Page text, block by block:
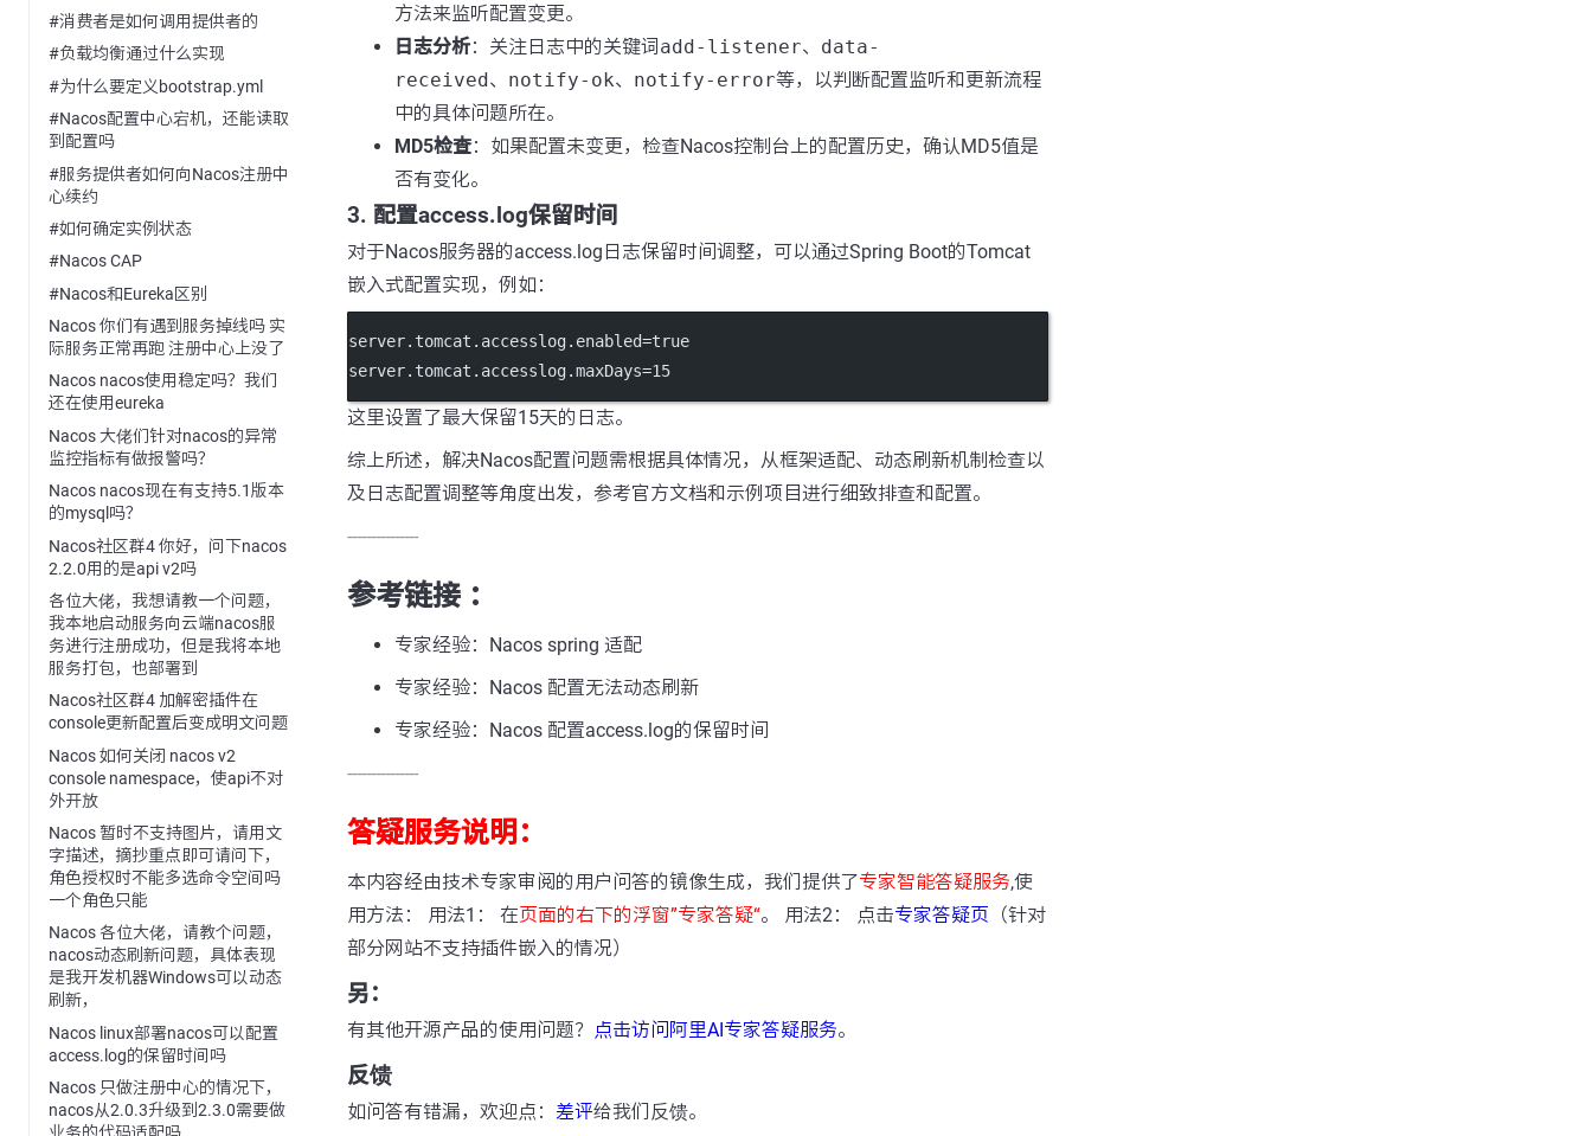
#消费者是如何调用提供者的
#负载均衡通过什么实现
#为什么要定义bootstrap.yml
#Nacos配置中心宕机，还能读取
到配置吗
#服务提供者如何向Nacos注册中
心续约
#如何确定实例状态
#Nacos CAP
#Nacos和Eureka区别
Nacos 你们有遇到服务掉线吗 实
际服务正常再跑 注册中心上没了
Nacos nacos使用稳定吗？我们
还在使用eureka
Nacos 大佬们针对nacos的异常
监控指标有做报警吗？
Nacos nacos现在有支持5.1版本
的mysql吗？
Nacos社区群4 你好，问下nacos
2.2.0用的是api v2吗
各位大佬，我想请教一个问题，
我本地启动服务向云端nacos服
务进行注册成功，但是我将本地
服务打包，也部署到
Nacos社区群4 加解密插件在
console更新配置后变成明文问题
Nacos 如何关闭 nacos v2
console namespace，使api不对
外开放
Nacos 暂时不支持图片，请用文
字描述，摘抄重点即可请问下，
角色授权时不能多选命令空间吗
一个角色只能
Nacos 各位大佬，请教个问题，
nacos动态刷新问题，具体表现
是我开发机器Windows可以动态
刷新，
Nacos linux部署nacos可以配置
access.log的保留时间吗
Nacos 只做注册中心的情况下，
nacos从2.0.3升级到2.3.0需要做
方法来监听配置变更。
日志分析：关注日志中的关键词 add-listener、 data-
received、 notify-ok、 notify-error等，以判断配置监听和更新流程
中的具体问题所在。
MD5检查：如果配置未变更，检查Nacos控制台上的配置历史，确认MD5值是
否有变化。
3. 配置access.log保留时间
对于Nacos服务器的access.log日志保留时间调整，可以通过Spring Boot的Tomcat
嵌入式配置实现，例如：
server.tomcat.accesslog.enabled=true
server.tomcat.accesslog.maxDays=15
这里设置了最大保留15天的日志。
综上所述，解决Nacos配置问题需根据具体情况，从框架适配、动态刷新机制检查以
及日志配置调整等角度出发，参考官方文档和示例项目进行细致排查和配置。
---------------
参考链接 ：
专家经验：Nacos spring 适配
专家经验：Nacos 配置无法动态刷新
专家经验：Nacos 配置access.log的保留时间
---------------
答疑服务说明：
本内容经由技术专家审阅的用户问答的镜像生成，我们提供了专家智能答疑服务,使
用方法： 用法1： 在页面的右下的浮窗”专家答疑“。 用法2： 点击专家答疑页 （针对
部分网站不支持插件嵌入的情况）
另：
有其他开源产品的使用问题？ 点击访问阿里AI专家答疑服务。
反馈
如问答有错漏，欢迎点： 差评给我们反馈。